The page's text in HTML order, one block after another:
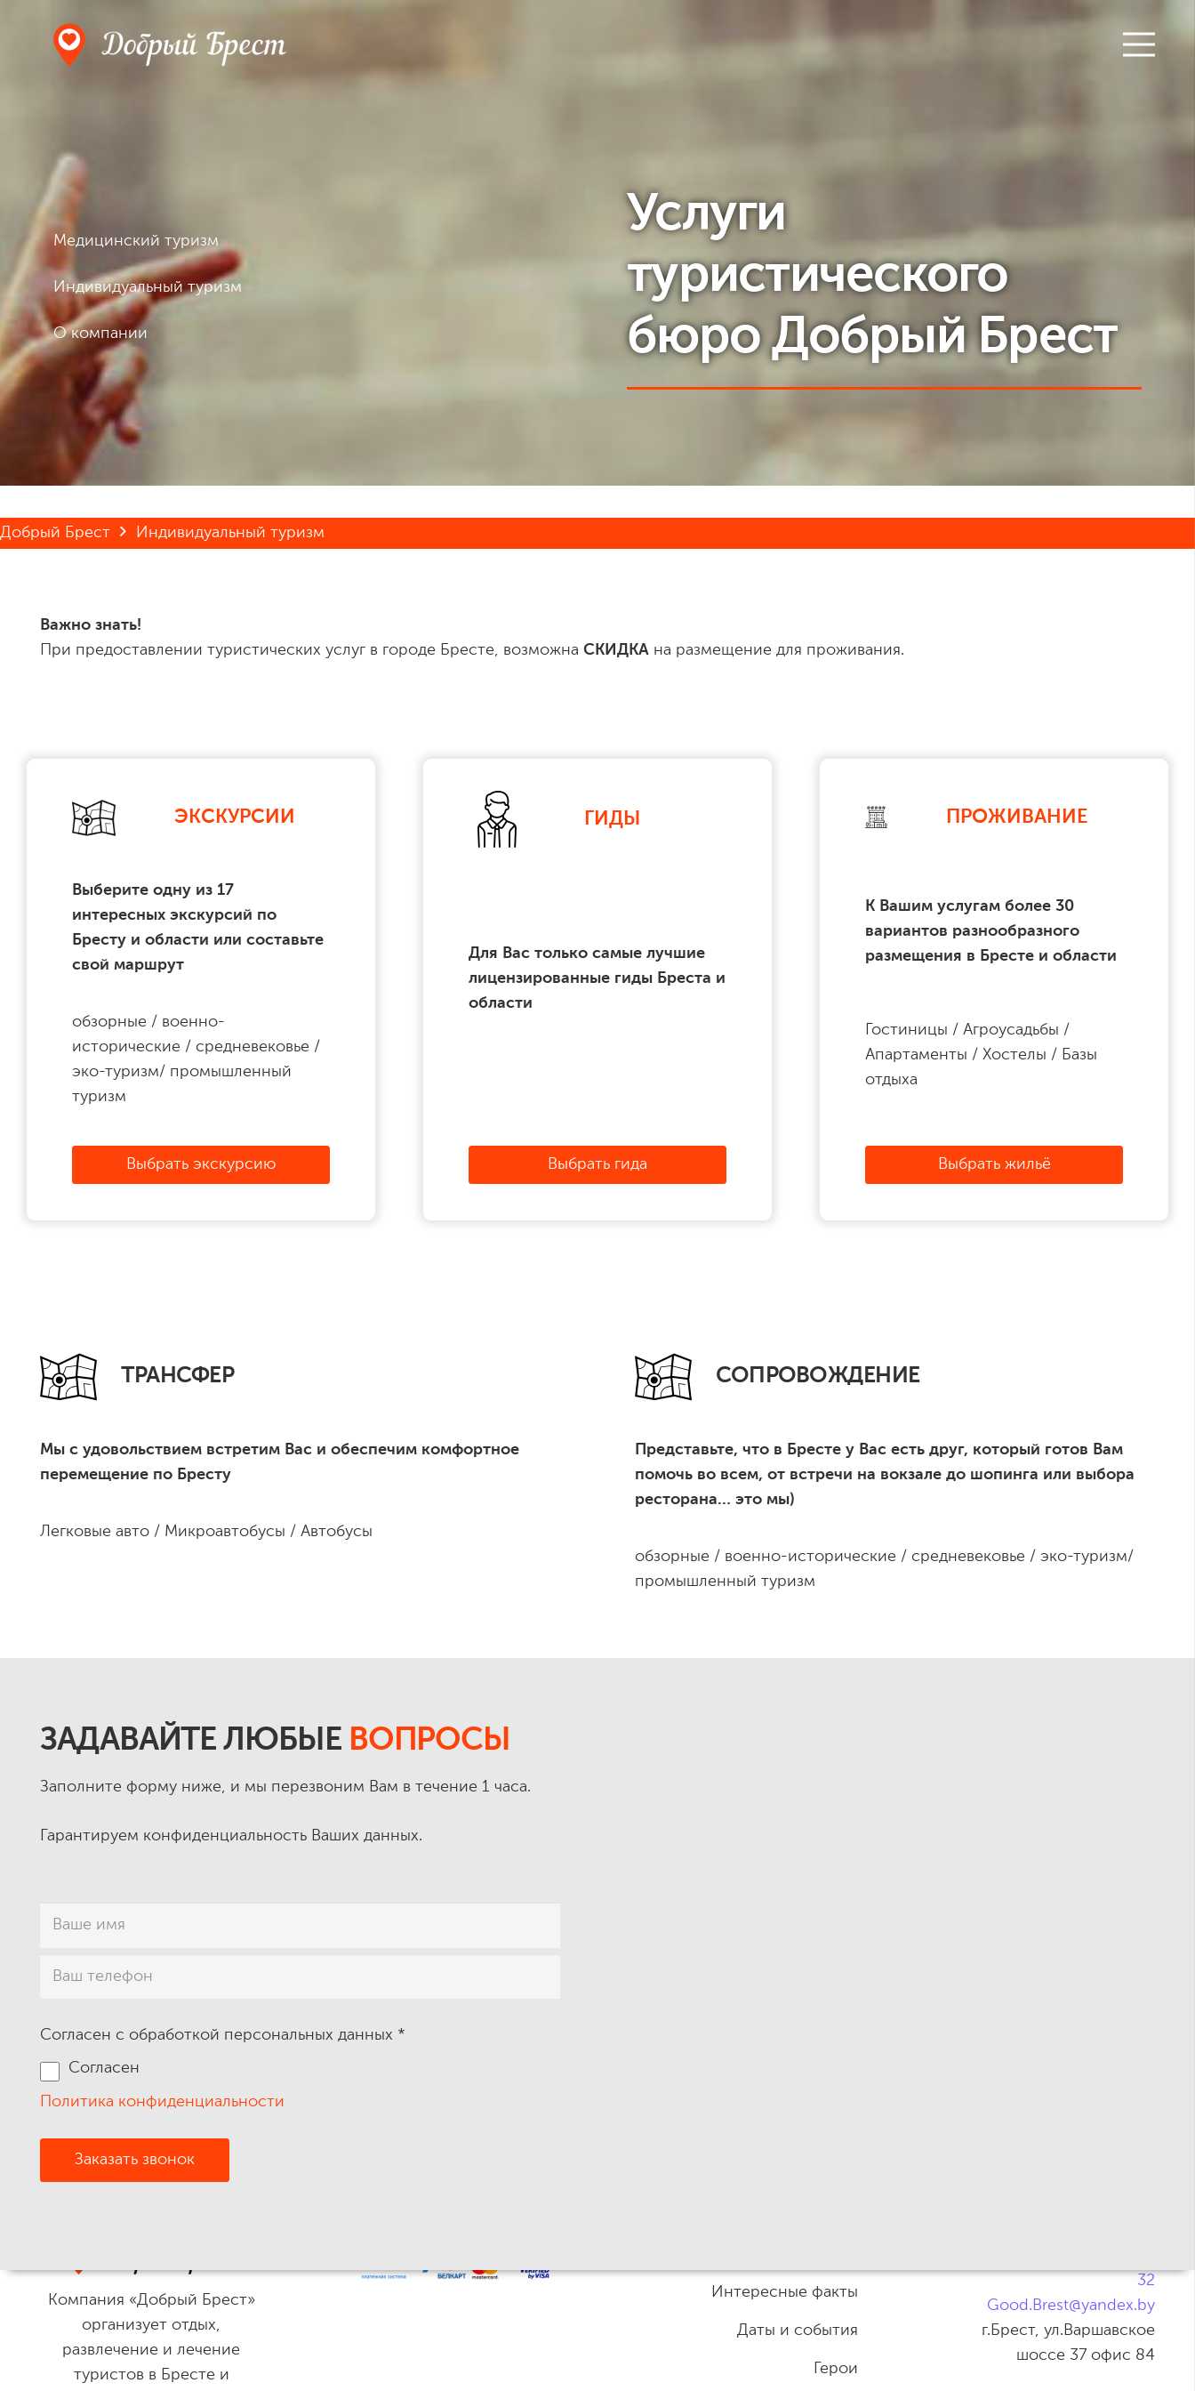
Медицинский туризм
Индивидуальный туризм
О компании
Услуги
туристического
бюро Добрый Брест
Добрый Брест Индивидуальный туризм
Важно знать!
При предоставлении туристических услуг в городе Бресте, возможна СКИДКА на размещение для проживания.
ЭКСКУРСИИ
Выберите одну из 17
интересных экскурсий по
Бресту и области или составьте
свой маршрут
обзорные / военно-
исторические / средневековье /
эко-туризм/ промышленный
туризм
Выбрать экскурсию
ГИДЫ
Для Вас только самые лучшие
лицензированные гиды Бреста и
области
Выбрать гида
ПРОЖИВАНИЕ
К Вашим услугам более 30
вариантов разнообразного
размещения в Бресте и области
Гостиницы / Агроусадьбы /
Апартаменты / Хостелы / Базы
отдыха
Выбрать жильё
ТРАНСФЕР
Мы с удовольствием встретим Вас и обеспечим комфортное
перемещение по Бресту
Легковые авто / Микроавтобусы / Автобусы
СОПРОВОЖДЕНИЕ
Представьте, что в Бресте у Вас есть друг, который готов Вам
помочь во всем, от встречи на вокзале до шопинга или выбора
ресторана… это мы)
обзорные / военно-исторические / средневековье / эко-туризм/
промышленный туризм
ЗАДАВАЙТЕ ЛЮБЫЕ ВОПРОСЫ
Заполните форму ниже, и мы перезвоним Вам в течение 1 часа.
Гарантируем конфиденциальность Ваших данных.
Согласен с обработкой персональных данных *
Согласен
Политика конфиденциальности
Компания «Добрый Брест»
организует отдых,
развлечение и лечение
туристов в Бресте и
Интересные факты
Даты и события
Герои
32
Good.Brest@yandex.by
г.Брест, ул.Варшавское
шоссе 37 офис 84